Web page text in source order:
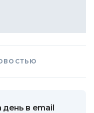
день в email